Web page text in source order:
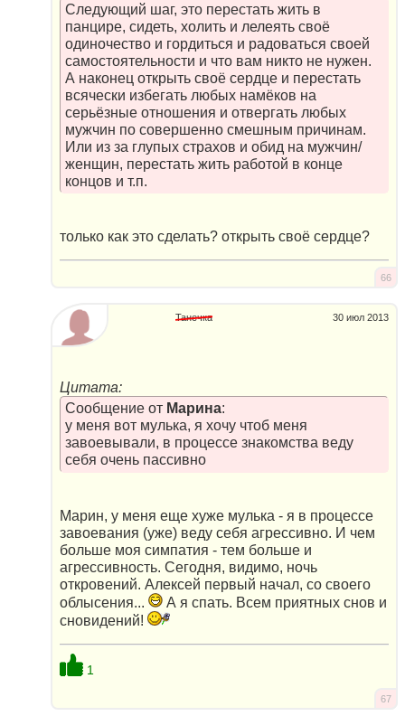
Следующий шаг, это перестать жить в
панцире, сидеть, холить и лелеять своё
одиночество и гордиться и радоваться своей
самостоятельности и что вам никто не нужен.
А наконец открыть своё сердце и перестать
всячески избегать любых намёков на
серьёзные отношения и отвергать любых
мужчин по совершенно смешным причинам.
Или из за глупых страхов и обид на мужчин/
женщин, перестать жить работой в конце
концов и т.п.
только как это сделать? открыть своё сердце?
66
30 июл 2013
Танечка
Цитата:
Сообщение от Марина:
у меня вот мулька, я хочу чтоб меня
завоевывали, в процессе знакомства веду
себя очень пассивно
Марин, у меня еще хуже мулька - я в процессе
завоевания (уже) веду себя агрессивно. И чем
больше моя симпатия - тем больше и
агрессивность. Сегодня, видимо, ночь
откровений. Алексей первый начал, со своего
облысения...
А я спать. Всем приятных снов и
сновидений!
1
67